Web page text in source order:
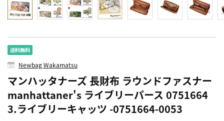
Newbag Wakamatsu
マンハッタナーズ 長財布 ラウンドファスナー
manhattaner's ライブリーパース 0751664
3.ライブリーキャッツ -0751664-0053